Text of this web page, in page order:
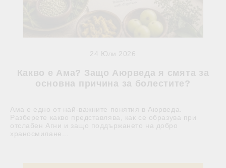
Какво е Ама? Защо Аюрведа я смята за
основна причина за болестите?
24 Юли 2026
Ама е едно от най-важните понятия в Аюрведа.
Разберете какво представлява, как се образува при
отслабен Агни и защо поддържането на добро
храносмилане...